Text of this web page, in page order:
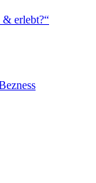
& erlebt?“